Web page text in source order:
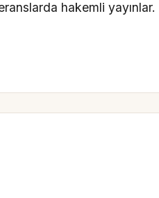
hakemli yayınlar.